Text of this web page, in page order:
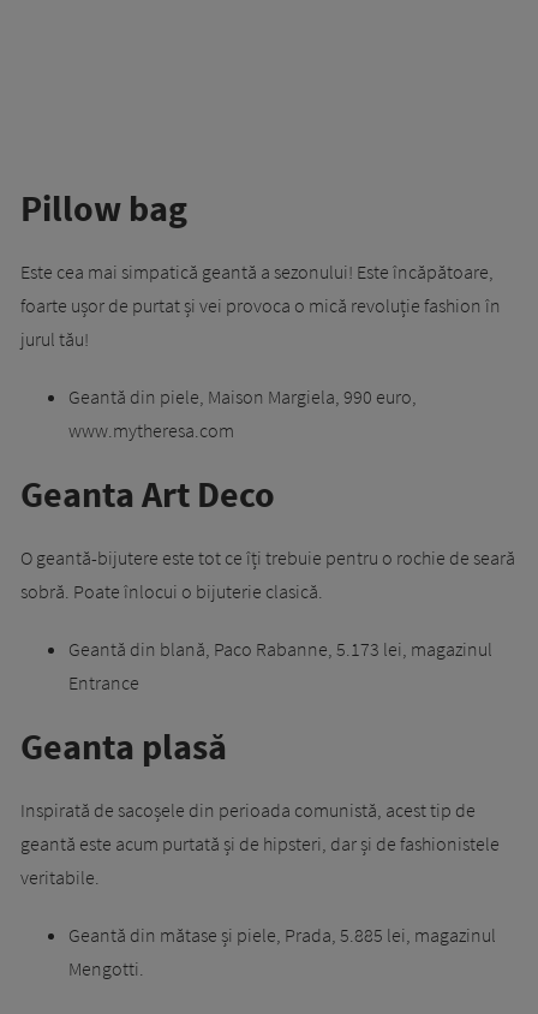
Pillow bag
Este cea mai simpatică geantă a sezonului! Este încăpătoare,
foarte ușor de purtat și vei provoca o mică revoluție fashion în
jurul tău!
Geantă din piele, Maison Margiela, 990 euro,
www.mytheresa.com
Geanta Art Deco
O geantă-bijutere este tot ce îți trebuie pentru o rochie de seară
sobră. Poate înlocui o bijuterie clasică.
Geantă din blană, Paco Rabanne, 5.173 lei, magazinul
Entrance
Geanta plasă
Inspirată de sacoșele din perioada comunistă, acest tip de
geantă este acum purtată și de hipsteri, dar și de fashionistele
veritabile.
Geantă din mătase și piele, Prada, 5.885 lei, magazinul
Mengotti.